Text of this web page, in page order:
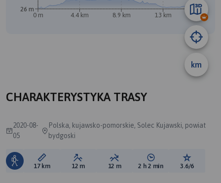
km
0 m 4.4 km 8.9 km 13 km 17 km
26 m
CHARAKTERYSTYKA TRASY
2020-08-
05
Polska, kujawsko-pomorskie, Solec Kujawski, powiat
bydgoski
Długość trasy:
17 km Suma przewyższeń:
12 m Suma spadków:
12 m Średni czas potrzebny
2 h 2 min Ocena
3.6/6